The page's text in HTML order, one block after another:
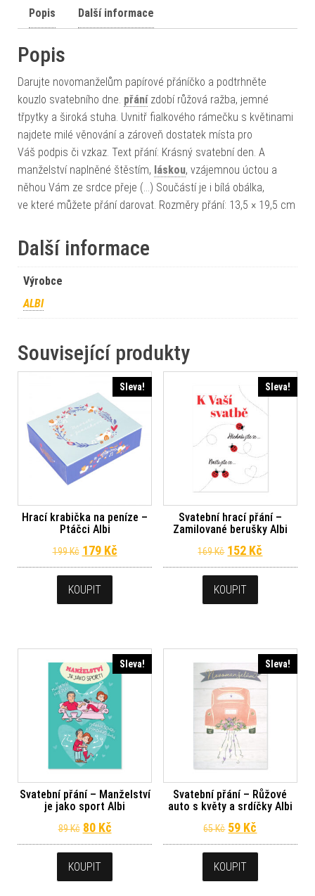
Popis Další informace
Popis
Darujte novomanželům papírové přáníčko a podtrhněte
kouzlo svatebního dne. přánízdobí růžová ražba, jemné
třpytky a široká stuha. Uvnitř fialkového rámečku s květinami
najdete milé věnování a zároveň dostatek místa pro
Váš podpis či vzkaz. Text přání: Krásný svatební den. A
manželství naplněné štěstím, láskou, vzájemnou úctou a
něhou Vám ze srdce přeje (…) Součástí je i bílá obálka,
ve které můžete přání darovat. Rozměry přání: 13,5 × 19,5 cm
Další informace
Výrobce
ALBI
Související produkty
Sleva!
Hrací krabička na peníze –
Ptáčci Albi
199Kč Původní cena byla: 199 Kč.
179 KčAktuální cena je: 179 Kč.
KOUPIT
Sleva!
Svatební hrací přání –
Zamilované berušky Albi
169Kč Původní cena
152 Kč
KOUPIT
Sleva!
Svatební přání – Manželství
je jako sport Albi
89Kč Původní cena byla: 89 Kč.
80 KčAktuální cena je: 80 Kč.
KOUPIT
Sleva!
Svatební přání – Růžové
auto s květy a srdíčky Albi
65Kč Původní cena
59 Kč
KOUPIT